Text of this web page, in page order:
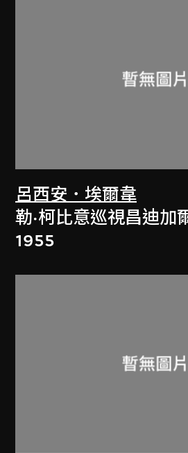
呂西安．埃爾韋
勒·柯比意巡視昌迪加
1955